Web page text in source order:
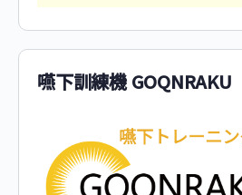
嚥下訓練機 GOQNRAKU